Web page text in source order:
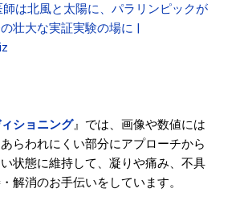
師は北風と太陽に、パラリンピックが
壮大な実証実験の場に |
ショニング』では、画像や数値には
らわれにくい部分にアプローチから
状態に維持して、凝りや痛み、不具
解消のお手伝いをしています。